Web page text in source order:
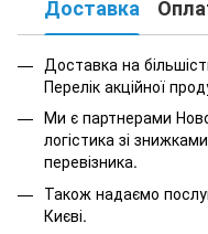
Доставка
Доставка на
Перелік акційної
Ми є партнерами
логістика зі
перевізника.
Також надаємо
Києві.